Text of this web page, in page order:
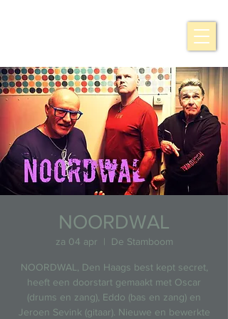
NOORDWAL
za 04 apr
  |
De Stamboom
NOORDWAL, Den Haags best kept secret,
heeft een doorstart gemaakt met Oscar
(drums en zang), Eddo (bas en zang) en
Jeroen Sevink (gitaar). Nieuwe en bewerkte